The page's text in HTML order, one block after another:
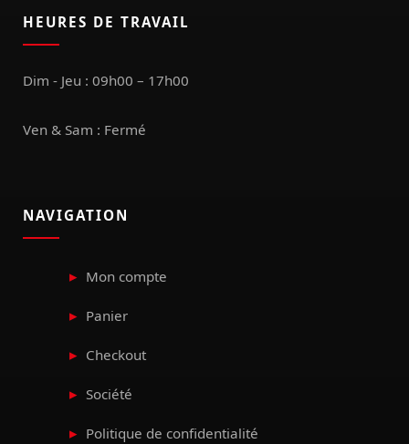
HEURES DE TRAVAIL
Dim - Jeu : 09h00 – 17h00
Ven & Sam : Fermé
NAVIGATION
Mon compte
Panier
Checkout
Société
Politique de confidentialité